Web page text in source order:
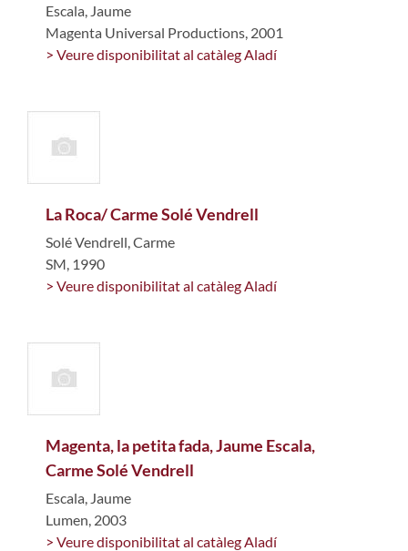
Escala, Jaume
Magenta Universal Productions, 2001
> Veure disponibilitat al catàleg Aladí
La Roca/ Carme Solé Vendrell
Solé Vendrell, Carme
SM, 1990
> Veure disponibilitat al catàleg Aladí
Magenta, la petita fada, Jaume Escala,
Carme Solé Vendrell
Escala, Jaume
Lumen, 2003
> Veure disponibilitat al catàleg Aladí